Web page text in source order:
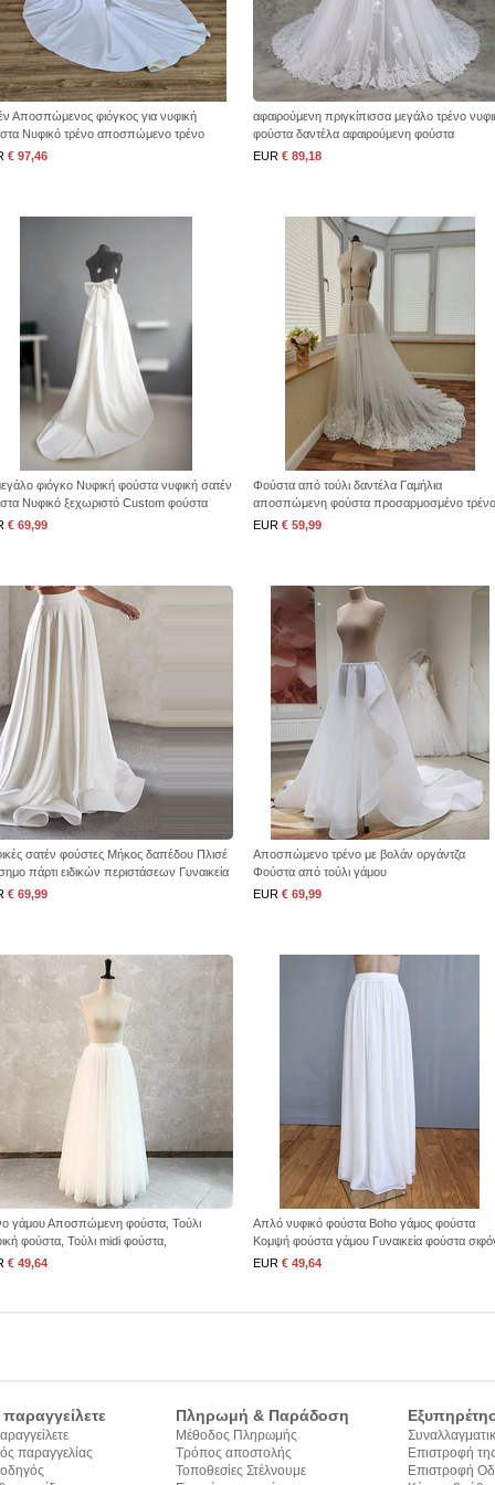
Αποσπώμενος φιόγκος για νυφική
Νυφικό τρένο αποσπώμενο τρένο
€ 97,46
αφαιρούμενη πριγκίπισσα μεγάλο τρένο
φούστα δαντέλα αφαιρούμενη φούστα
αξεσουάρ γάμου προσαρμοσμένου μεγέθους
EUR € 89,18
φιόγκο Νυφική φούστα νυφική σατέν
Νυφικό ξεχωριστό Custom φούστα
€ 69,99
Φούστα από τούλι δαντέλα Γαμήλια
αποσπώμενη φούστα προσαρμοσμένο τρένο
αποσπώμενο τρένο
EUR € 59,99
σατέν φούστες Μήκος δαπέδου Πλισέ
πάρτι ειδικών περιστάσεων Γυναικεία
γάμου Νυφική φούστα τρένο
€ 69,99
Αποσπώμενο τρένο με βολάν οργάντζα
Φούστα από τούλι γάμου
EUR € 69,99
γάμου Αποσπώμενη φούστα, Τούλι
φούστα, Τούλι midi φούστα,
φούστα, Νυφική ξεχωριστή,
€ 49,64
Απλό νυφικό φούστα Boho γάμος φούστα
Κομψή φούστα γάμου Γυναικεία φούστα
EUR € 49,64
παραγγελίας
Πληρωμή & Παράδοση
Μέθοδος Πληρωμής
Τρόπος αποστολής
Τοποθεσίες Στέλνουμε
Επιστροφή
Επιστροφή